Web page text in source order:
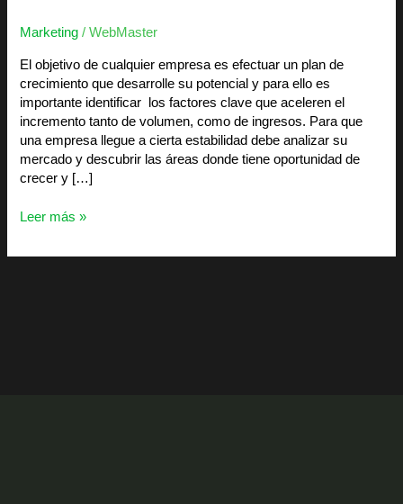
Marketing /WebMaster
El objetivo de cualquier empresa es efectuar un plan de
crecimiento que desarrolle su potencial y para ello es
importante identificar los factores clave que aceleren el
incremento tanto de volumen, como de ingresos. Para que
una empresa llegue a cierta estabilidad debe analizar su
mercado y descubrir las áreas donde tiene oportunidad de
crecer y […]
Leer más »